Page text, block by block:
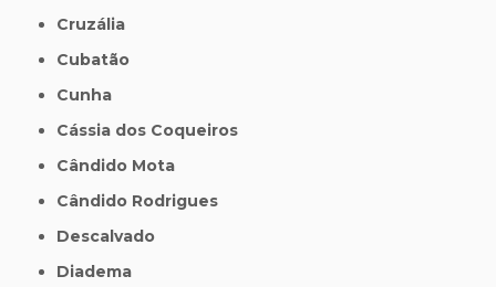
Cruzália
Cubatão
Cunha
Cássia dos Coqueiros
Cândido Mota
Cândido Rodrigues
Descalvado
Diadema